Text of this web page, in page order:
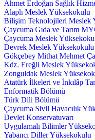
Ahmet Erdoğan Sağlık
Alaplı Meslek Yüksekokulu
Bilişim Teknolojileri Meslek
Çaycuma Gıda ve Tarım
Çaycuma Meslek
Devrek Meslek Yüksekokulu
Gökçebey Mithat Mehmet
Kdz. Ereğli Meslek
Zonguldak Meslek
Atatürk İlkeleri ve İnkılâp
Enformatik Bölümü
Türk Dili Bölümü
Çaycuma Sivil Havacılık
Devlet Konservatuvarı
Uygulamalı Bilimler
Yabancı Diller Yüksekokulu